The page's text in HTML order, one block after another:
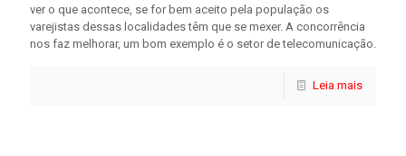
ver o que acontece, se for bem aceito pela população os
varejistas dessas localidades têm que se mexer. A concorrência
nos faz melhorar, um bom exemplo é o setor de telecomunicação.
Leia mais